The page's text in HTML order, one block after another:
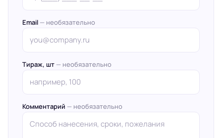
Email — необязательно
Тираж, шт — необязательно
Комментарий — необязательно